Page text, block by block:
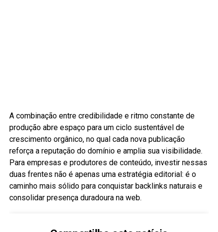
A combinação entre credibilidade e ritmo constante de
produção abre espaço para um ciclo sustentável de
crescimento orgânico, no qual cada nova publicação
reforça a reputação do domínio e amplia sua visibilidade.
Para empresas e produtores de conteúdo, investir nessas
duas frentes não é apenas uma estratégia editorial: é o
caminho mais sólido para conquistar backlinks naturais e
consolidar presença duradoura na web.